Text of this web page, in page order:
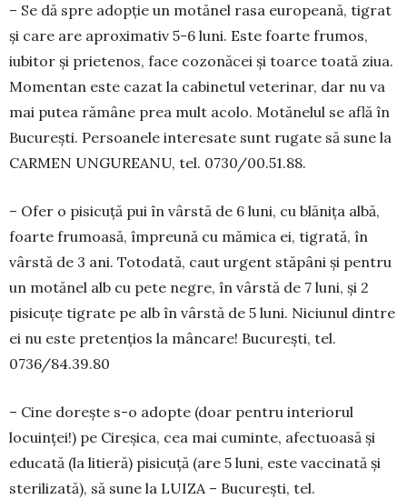
– Se dă spre adopție un motănel rasa eu­ro­peană, tigrat
și care are aproximativ 5-6 luni. Este foarte frumos,
iubitor și prie­tenos, face co­zonăcei și toarce toată ziua.
Mo­men­tan este cazat la ca­binetul vete­rinar, dar nu va
mai pu­tea rămâne prea mult acolo. Motă­ne­lul se află în
Bucu­rești. Per­soanele inte­resate sunt rugate să sune la
CAR­MEN UNGUREANU, tel. 0730/00.51.88.
– Ofer o pisicuță pui în vârstă de 6 luni, cu blănița albă,
foarte frumoasă, împreună cu mămica ei, tigrată, în
vârstă de 3 ani. Totodată, caut urgent stăpâni și pentru
un motănel alb cu pete negre, în vârstă de 7 luni, și 2
pisicuțe tigrate pe alb în vârstă de 5 luni. Niciunul dintre
ei nu este pretențios la mâncare! București, tel.
0736/84.39.80
– Cine dorește s-o adop­te (doar pentru interiorul
locuinței!) pe Cireșica, cea mai cuminte, afec­tuoasă și
educată (la litieră) pisicuță (are 5 luni, este vaccinată și
sterilizată), să sune la LUIZA – Bucu­rești, tel.